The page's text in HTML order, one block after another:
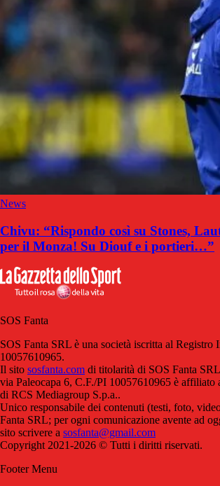
News
Chivu: “Rispondo così su Stones,
per il Monza! Su Diouf e i portieri…”
SOS Fanta
SOS Fanta SRL è una società iscritta al Registro
10057610965.
Il sito sosfanta.com di titolarità di SOS Fanta
via Paleocapa 6, C.F./PI 10057610965 è affiliato
di RCS Mediagroup S.p.a..
Unico responsabile dei contenuti (testi, foto,
Fanta SRL; per ogni comunicazione avente ad
sito scrivere a sosfanta@gmail.com
Copyright 2021-2026 © Tutti i diritti riservati.
Footer Menu